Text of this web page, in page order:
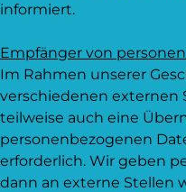
informiert.
Empfänger von
Im Rahmen unserer
verschiedenen externen
teilweise auch eine
personenbezogenen
erforderlich. Wir geben
dann an externe Stellen